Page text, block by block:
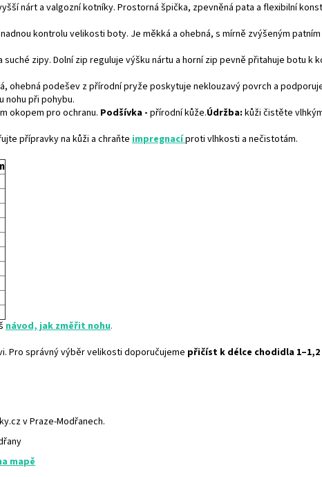
nárt a valgozní kotníky. Prostorná špička, zpevněná pata a flexibilní
kontrolu velikosti boty. Je měkká a ohebná, s mírně zvýšeným
suché zipy. Dolní zip reguluje výšku nártu a horní zip pevně přitahuje botu
ohebná podešev z přírodní pryže poskytuje neklouzavý povrch a
nohu při pohybu.
okopem pro ochranu. Podšívka - přírodní kůže.Údržba: kůži čistěte
přípravky na kůži a chraňteimpregnacíproti vlhkosti a nečistotám.
návod, jak změřit nohu.
Pro správný výběr velikosti doporučujeme přičíst k délce chodidla 1–1,2
v Praze-Modřanech.
mapě